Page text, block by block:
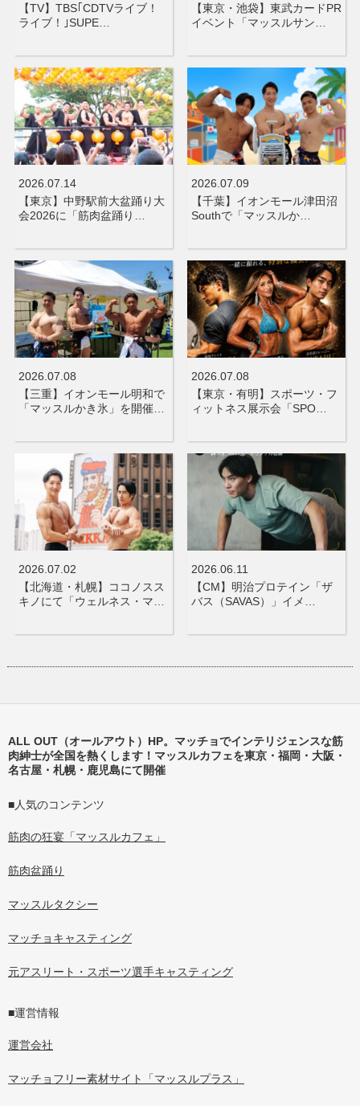
【TV】TBS｢CDTVライブ！
ライブ！｣SUPE…
【東京・池袋】東武カードPR
イベント「マッスルサン…
2026.07.14
【東京】中野駅前大盆踊り大
会2026に「筋肉盆踊り…
2026.07.09
【千葉】イオンモール津田沼
Southで「マッスルか…
2026.07.08
【三重】イオンモール明和で
「マッスルかき氷」を開催…
2026.07.08
【東京・有明】スポーツ・フ
ィットネス展示会「SPO…
2026.07.02
【北海道・札幌】ココノスス
キノにて「ウェルネス・マ…
2026.06.11
【CM】明治プロテイン「ザ
バス（SAVAS）」イメ…
ALL OUT（オールアウト）HP。マッチョでインテリジェンスな筋
肉紳士が全国を熱くします！マッスルカフェを東京・福岡・大阪・
名古屋・札幌・鹿児島にて開催
■人気のコンテンツ
筋肉の狂宴「マッスルカフェ」
筋肉盆踊り
マッスルタクシー
マッチョキャスティング
元アスリート・スポーツ選手キャスティング
■運営情報
運営会社
マッチョフリー素材サイト「マッスルプラス」